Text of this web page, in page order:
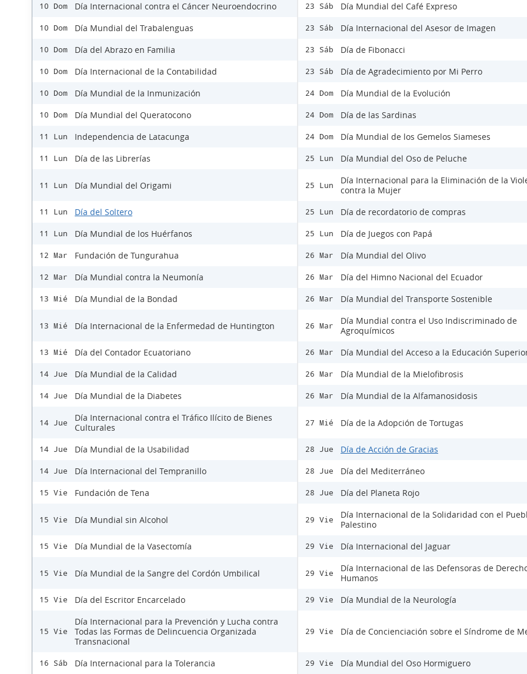
10 Dom Día Internacional contra el Cáncer Neuroendocrino
10 Dom Día Mundial del Trabalenguas
10 Dom Día del Abrazo en Familia
10 Dom Día Internacional de la Contabilidad
10 Dom Día Mundial de la Inmunización
10 Dom Día Mundial del Queratocono
11 Lun Independencia de Latacunga
11 Lun Día de las Librerías
11 Lun Día Mundial del Origami
11 Lun Día del Soltero
11 Lun Día Mundial de los Huérfanos
12 Mar Fundación de Tungurahua
12 Mar Día Mundial contra la Neumonía
13 Mié Día Mundial de la Bondad
13 Mié Día Internacional de la Enfermedad de Huntington
13 Mié Día del Contador Ecuatoriano
14 Jue Día Mundial de la Calidad
14 Jue Día Mundial de la Diabetes
14 Jue
Día Internacional contra el Tráfico Ilícito de Bienes
Culturales
14 Jue Día Mundial de la Usabilidad
14 Jue Día Internacional del Tempranillo
15 Vie Fundación de Tena
15 Vie Día Mundial sin Alcohol
15 Vie Día Mundial de la Vasectomía
15 Vie Día Mundial de la Sangre del Cordón Umbilical
15 Vie Día del Escritor Encarcelado
15 Vie
Día Internacional para la Prevención y Lucha contra
Todas las Formas de Delincuencia Organizada
Transnacional
16 Sáb Día Internacional para la Tolerancia
23 Sáb Día Mundial del Café Expreso
23 Sáb Día Internacional del Asesor de Imagen
23 Sáb Día de Fibonacci
23 Sáb Día de Agradecimiento por Mi Perro
24 Dom Día Mundial de la Evolución
24 Dom Día de las Sardinas
24 Dom Día Mundial de los Gemelos Siameses
25 Lun Día Mundial del Oso de Peluche
25 Lun
Día Internacional para la Eliminación de la
contra la Mujer
25 Lun Día de recordatorio de compras
25 Lun Día de Juegos con Papá
26 Mar Día Mundial del Olivo
26 Mar Día del Himno Nacional del Ecuador
26 Mar Día Mundial del Transporte Sostenible
26 Mar
Día Mundial contra el Uso Indiscriminado de
Agroquímicos
26 Mar Día Mundial del Acceso a la Educación
26 Mar Día Mundial de la Mielofibrosis
26 Mar Día Mundial de la Alfamanosidosis
27 Mié Día de la Adopción de Tortugas
28 Jue Día de Acción de Gracias
28 Jue Día del Mediterráneo
28 Jue Día del Planeta Rojo
29 Vie
Día Internacional de la Solidaridad con el
Palestino
29 Vie Día Internacional del Jaguar
29 Vie
Día Internacional de las Defensoras de
Humanos
29 Vie Día Mundial de la Neurología
29 Vie Día de Concienciación sobre el Síndrome de
29 Vie Día Mundial del Oso Hormiguero